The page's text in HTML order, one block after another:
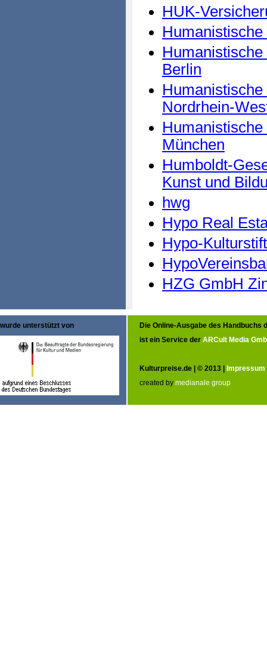
HUK-
Humanistische
Berlin
Nordrhein-
München
Humboldt-
Kunst und
hwg
Hypo Real
Hypo-
HZG GmbH
wurde unterstützt von
Die Online-Ausgabe des Handbuchs
ist ein Service der ARCult Media
Kulturpreise.de | © 2013 | Impressum
created by medianale group